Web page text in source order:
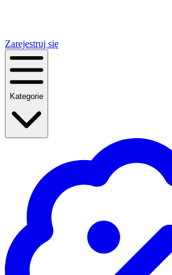
Zarejestruj się
Kategorie